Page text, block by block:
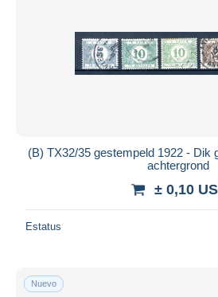
(B) TX32/35 gestempeld 1922 - Dik
achtergrond
± 0,10
Estatus
Nuevo